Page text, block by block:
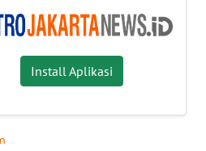
Install Aplikasi